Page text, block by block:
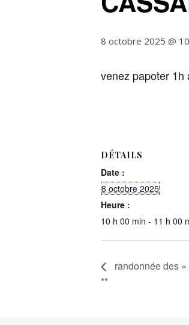
8 octobre 2025 @
venez papoter 1h
DÉTAILS
Date :
8 octobre 2025
Heure :
10 h 00 min - 11 h 00
randonnée des
**